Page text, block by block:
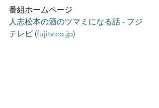
番組ホームページ
人志松本の酒のツマミになる話 - フジ
テレビ (fujitv.co.jp)